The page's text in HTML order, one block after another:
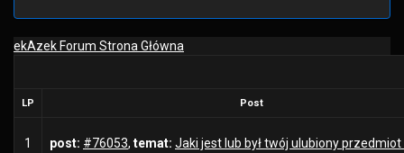
ekAzek Forum Strona Główna
LP Post
1 post: #76053, temat: Jaki jest lub był twój ulubiony